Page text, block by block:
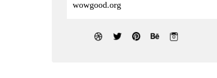
wowgood.org